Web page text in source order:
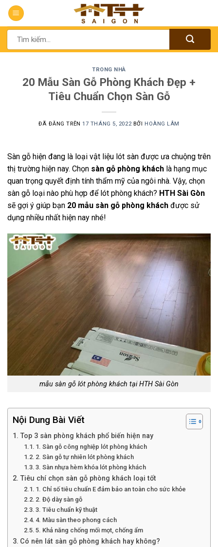
Chuyển
đến
nộiTìm
kiếm:
TRONG NHÀ
20 Mẫu Sàn Gỗ Phòng Khách Đẹp +
Tiêu Chuẩn Chọn Sàn Gỗ
ĐÃ ĐĂNG TRÊN17 THÁNG 5, 2022 BỞI HOÀNG LÂM
Sàn gỗ hiện đang là loại vật liệu lót sàn được ưa chuộng trên
thị trường hiện nay. Chọn sàn gỗ phòng khách là hạng mục
quan trọng quyết định tính thẩm mỹ của ngôi nhà. Vậy, chọn
sàn gỗ loại nào phù hợp để lót phòng khách? HTH Sài Gòn
sẽ gợi ý giúp bạn 20 mẫu sàn gỗ phòng khách được sử
dụng nhiều nhất hiện nay nhé!
mẫu sàn gỗ lót phòng khách tại HTH Sài Gòn
Nội Dung Bài Viết
Top 3 sàn phòng khách phổ biến hiện nay
1. Sàn gỗ công nghiệp lót phòng khách
2. Sàn gỗ tự nhiên lót phòng khách
3. Sàn nhựa hèm khóa lót phòng khách
Tiêu chí chọn sàn gỗ phòng khách loại tốt
1. Chỉ số tiêu chuẩn E đảm bảo an toàn cho sức khỏe
2. Độ dày sàn gỗ
3. Tiêu chuẩn kỹ thuật
4. Màu sàn theo phong cách
5. Khả năng chống mối mọt, chống ẩm
Có nên lát sàn gỗ phòng khách hay không?